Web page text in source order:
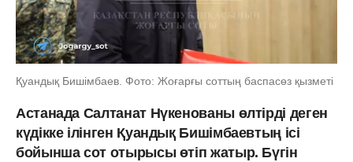
Қуандық Бишімбаев. Фото: Жоғарғы соттың баспасөз қызметі
Астанада Салтанат Нүкенованы өлтірді деген
күдікке ілінген Қуандық Бишімбаевтың ісі
бойынша сот отырысы өтіп жатыр. Бүгін